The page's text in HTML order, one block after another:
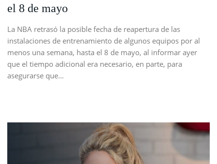
el 8 de mayo
La NBA retrasó la posible fecha de reapertura de las
instalaciones de entrenamiento de algunos equipos por al
menos una semana, hasta el 8 de mayo, al informar ayer
que el tiempo adicional era necesario, en parte, para
asegurarse que…